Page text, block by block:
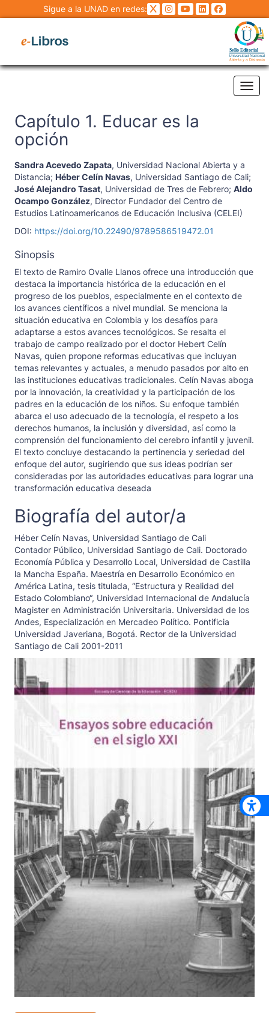
Sigue a la UNAD en redes:
Capítulo 1. Educar es la
opción
Sandra Acevedo Zapata, Universidad Nacional Abierta y a
Distancia; Héber Celín Navas, Universidad Santiago de Cali;
José Alejandro Tasat, Universidad de Tres de Febrero; Aldo
Ocampo González, Director Fundador del Centro de
Estudios Latinoamericanos de Educación Inclusiva (CELEI)
DOI: https://doi.org/10.22490/9789586519472.01
Sinopsis
El texto de Ramiro Ovalle Llanos ofrece una introducción que
destaca la importancia histórica de la educación en el
progreso de los pueblos, especialmente en el contexto de
los avances científicos a nivel mundial. Se menciona la
situación educativa en Colombia y los desafíos para
adaptarse a estos avances tecnológicos. Se resalta el
trabajo de campo realizado por el doctor Hebert Celín
Navas, quien propone reformas educativas que incluyan
temas relevantes y actuales, a menudo pasados por alto en
las instituciones educativas tradicionales. Celín Navas aboga
por la innovación, la creatividad y la participación de los
padres en la educación de los niños. Su enfoque también
abarca el uso adecuado de la tecnología, el respeto a los
derechos humanos, la inclusión y diversidad, así como la
comprensión del funcionamiento del cerebro infantil y juvenil.
El texto concluye destacando la pertinencia y seriedad del
enfoque del autor, sugiriendo que sus ideas podrían ser
consideradas por las autoridades educativas para lograr una
transformación educativa deseada
Biografía del autor/a
Héber Celín Navas, Universidad Santiago de Cali
Contador Público, Universidad Santiago de Cali. Doctorado
Economía Pública y Desarrollo Local, Universidad de Castilla
la Mancha España. Maestría en Desarrollo Económico en
América Latina, tesis titulada, “Estructura y Realidad del
Estado Colombiano“, Universidad Internacional de Andalucía
Magister en Administración Universitaria. Universidad de los
Andes, Especialización en Mercadeo Político. Pontificia
Universidad Javeriana, Bogotá. Rector de la Universidad
Santiago de Cali 2001-2011